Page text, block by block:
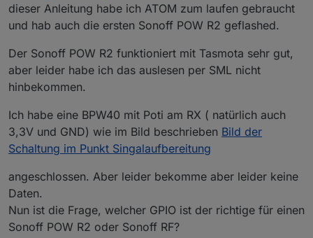
dieser Anleitung habe ich ATOM zum laufen gebraucht
und hab auch die ersten Sonoff POW R2 geflashed.
Der Sonoff POW R2 funktioniert mit Tasmota sehr gut,
aber leider habe ich das auslesen per SML nicht
hinbekommen.
Ich habe eine BPW40 mit Poti am RX ( natürlich auch
3,3V und GND) wie im Bild beschrieben Bild der
Schaltung im Punkt Singalaufbereitung
angeschlossen. Aber leider bekomme aber leider keine
Daten.
Nun ist die Frage, welcher GPIO ist der richtige für einen
Sonoff POW R2 oder Sonoff RF?